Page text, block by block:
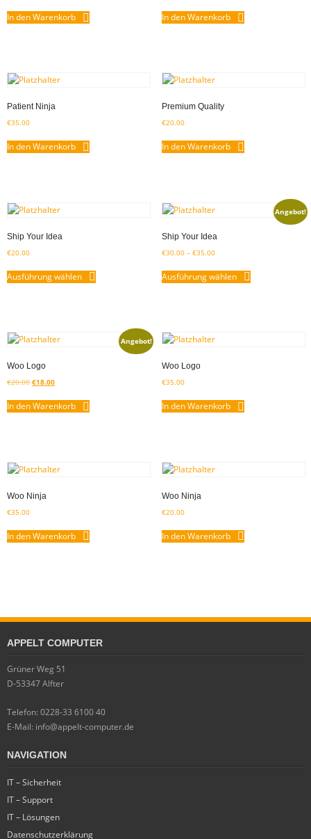
In den Warenkorb In den Warenkorb
Patient Ninja
€35.00
In den Warenkorb
Premium Quality
€20.00
In den Warenkorb
Ship Your Idea
€20.00
Ausführung wählen
Angebot!
Ship Your Idea
€30.00 – €35.00
Ausführung wählen
Angebot!
Woo Logo
€20.00 €18.00
In den Warenkorb
Woo Logo
€35.00
In den Warenkorb
Woo Ninja
€35.00
In den Warenkorb
Woo Ninja
€20.00
In den Warenkorb
APPELT COMPUTER
Grüner Weg 51
D-53347 Alfter
Telefon: 0228-33 6100 40
E-Mail: info@appelt-computer.de
NAVIGATION
IT – Sicherheit
IT – Support
IT – Lösungen
Datenschutzerklärung